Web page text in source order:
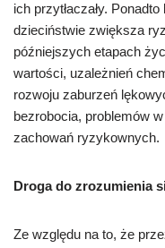
ich przytłaczały.
dzieciństwie zwiększa
późniejszych etapach
wartości, uzależnień
rozwoju zaburzeń
bezrobocia, problemów
zachowań ryzykownych.
Droga do zrozumienia
Ze względu na to, że